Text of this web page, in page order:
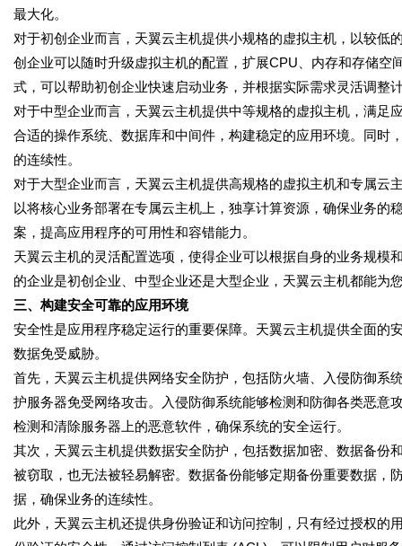
最大化。
对于初创企业而言，天翼云主机提供小规格的虚拟主机，以较
创企业可以随时升级虚拟主机的配置，扩展CPU、内存和存储
式，可以帮助初创企业快速启动业务，并根据实际需求灵活调整
对于中型企业而言，天翼云主机提供中等规格的虚拟主机，满
合适的操作系统、数据库和中间件，构建稳定的应用环境。同时
的连续性。
对于大型企业而言，天翼云主机提供高规格的虚拟主机和专属
以将核心业务部署在专属云主机上，独享计算资源，确保业务
案，提高应用程序的可用性和容错能力。
天翼云主机的灵活配置选项，使得企业可以根据自身的业务规
的企业是初创企业、中型企业还是大型企业，天翼云主机都能为
三、构建安全可靠的应用环境
安全性是应用程序稳定运行的重要保障。天翼云主机提供全面的
数据免受威胁。
首先，天翼云主机提供网络安全防护，包括防火墙、入侵防御系
护服务器免受网络攻击。入侵防御系统能够检测和防御各类恶意
检测和清除服务器上的恶意软件，确保系统的安全运行。
其次，天翼云主机提供数据安全防护，包括数据加密、数据备份
被窃取，也无法被轻易解密。数据备份能够定期备份重要数据，
据，确保业务的连续性。
此外，天翼云主机还提供身份验证和访问控制，只有经过授权